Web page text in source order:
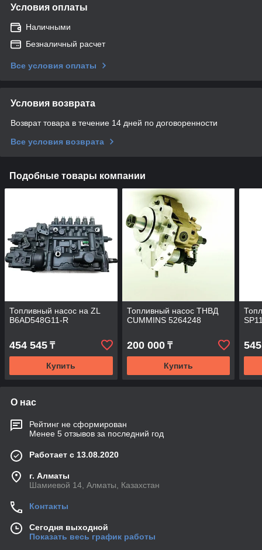
Условия оплаты
Наличными
Безналичный расчет
Все условия оплаты
Условия возврата
Возврат товара в течение 14 дней по договоренности
Все условия возврата
Подобные товары компании
Топливный насос на ZL
B6AD548G11-R
454 545 ₸
Купить
Топливный насос ТНВД
CUMMINS 5264248
200 000₸
Купить
О нас
Рейтинг не сформирован
Менее 5 отзывов за последний год
Работает с 13.08.2020
г. Алматы
Шамиевой 14, Алматы, Казахстан
Контакты
Сегодня выходной
Показать весь график работы